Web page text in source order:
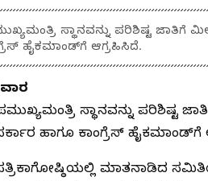
ಸ್ಥಾನವನ್ನು ಪರಿಶಿಷ್ಟ ಜಾತಿಗೆ
ಹೈಕಮಾಂಡ್‌ಗೆ ಆಗ್ರಹಿಸಿದೆ.
ಸ್ಥಾನವನ್ನು ಪರಿಶಿಷ್ಟ
ಹಾಗೂ ಕಾಂಗ್ರೆಸ್ ಹೈಕಮಾಂಡ್‌ಗೆ
ಮಾತನಾಡಿದ